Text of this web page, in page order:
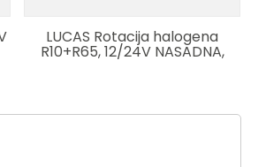
LUCAS Rotacija halogena
R10+R65, 12/24V NASADNA,